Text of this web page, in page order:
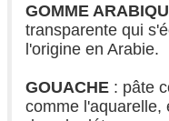
GOMME
transparente qui
l'origine en Arabie.
GOUACHE : pâte
comme l'aquarelle,